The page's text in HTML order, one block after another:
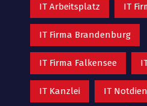
IT Arbeitsplatz IT
IT Firma Brandenburg
IT Firma Falkensee
IT Kanzlei IT